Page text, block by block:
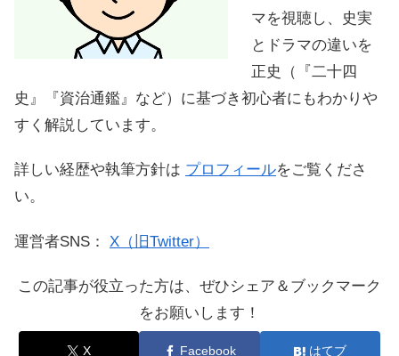
マを視聴し、史実
とドラマの違いを
正史（『二十四
史』『資治通鑑』など）に基づき初心者にもわかりや
すく解説しています。
詳しい経歴や執筆方針は プロフィールをご覧くださ
い。
運営者SNS： X（旧Twitter）
この記事が役立った方は、ぜひシェア＆ブックマーク
をお願いします！
X Facebook はてブ